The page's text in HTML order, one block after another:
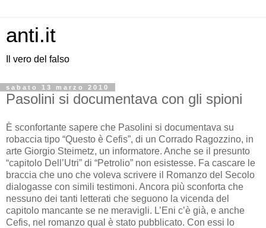
anti.it
Il vero del falso
sabato 13 marzo 2010
Pasolini si documentava con gli spioni
È sconfortante sapere che Pasolini si documentava su
robaccia tipo “Questo è Cefis”, di un Corrado Ragozzino, in
arte Giorgio Steimetz, un informatore. Anche se il presunto
“capitolo Dell’Utri” di “Petrolio” non esistesse. Fa cascare le
braccia che uno che voleva scrivere il Romanzo del Secolo
dialogasse con simili testimoni. Ancora più sconforta che
nessuno dei tanti letterati che seguono la vicenda del
capitolo mancante se ne meravigli. L’Eni c’è già, e anche
Cefis, nel romanzo qual è stato pubblicato. Con essi lo